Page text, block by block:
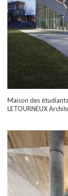
Maison des étudiants
LETOURNEUX